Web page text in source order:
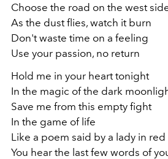
Choose the road on the wеst
As the dust flies, watch it burn
Don't waste time on a feeling
Use your passion, no return
Hold me in your heart tonight
In the magic of the dark
Save me from this empty fight
In the game of life
Like a poem said by a lady in red
You hear the last few words of